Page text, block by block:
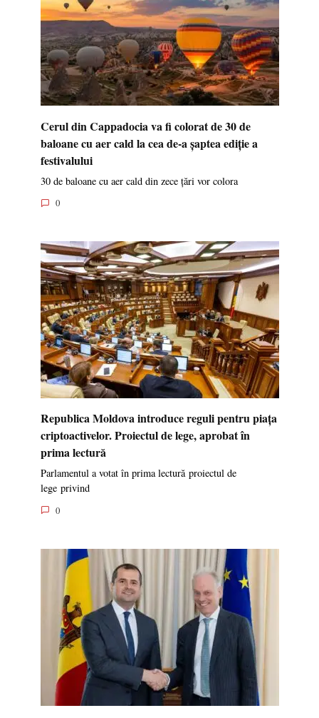
Cerul din Cappadocia va fi colorat de 30 de
baloane cu aer cald la cea de-a șaptea ediție a
festivalului
30 de baloane cu aer cald din zece țări vor colora
0
Republica Moldova introduce reguli pentru piața
criptoactivelor. Proiectul de lege, aprobat în
prima lectură
Parlamentul a votat în prima lectură proiectul de
lege privind
0